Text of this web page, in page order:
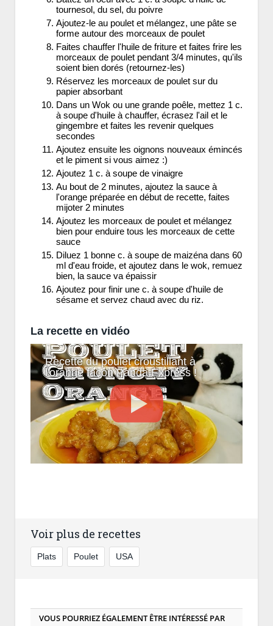
tournesol, du sel, du poivre
Ajoutez-le au poulet et mélangez, une pâte se
forme autour des morceaux de poulet
Faites chauffer l'huile de friture et faites frire les
morceaux de poulet pendant 3/4 minutes, qu'ils
soient bien dorés (retournez-les)
Réservez les morceaux de poulet sur du
papier absorbant
Dans un Wok ou une grande poêle, mettez 1 c.
à soupe d'huile à chauffer, écrasez l'ail et le
gingembre et faites les revenir quelques
secondes
Ajoutez ensuite les oignons nouveaux émincés
et le piment si vous aimez :)
Ajoutez 1 c. à soupe de vinaigre
Au bout de 2 minutes, ajoutez la sauce à
l'orange préparée en début de recette, faites
mijoter 2 minutes
Ajoutez les morceaux de poulet et mélangez
bien pour enduire tous les morceaux de cette
sauce
Diluez 1 bonne c. à soupe de maizéna dans 60
ml d'eau froide, et ajoutez dans le wok, remuez
bien, la sauce va épaissir
Ajoutez pour finir une c. à soupe d'huile de
sésame et servez chaud avec du riz.
La recette en vidéo
Recette du poulet croustillant à
l'orange façon Panda Express !
Voir plus de recettes
Plats Poulet USA
VOUS POURRIEZ ÉGALEMENT ÊTRE INTÉRESSÉ PAR